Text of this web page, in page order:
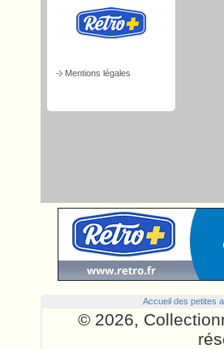
Mentions légales
Accueil des petites
© 2026,